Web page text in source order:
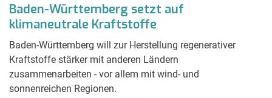
Baden-Württemberg setzt auf
klimaneutrale Kraftstoffe
Baden-Württemberg will zur Herstellung regenerativer
Kraftstoffe stärker mit anderen Ländern
zusammenarbeiten - vor allem mit wind- und
sonnenreichen Regionen.